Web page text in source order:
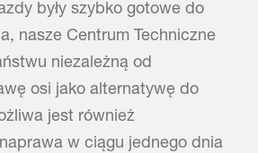
były szybko gotowe do
nasze Centrum Techniczne
niezależną od
osi jako alternatywę do
jest również
w ciągu jednego dnia